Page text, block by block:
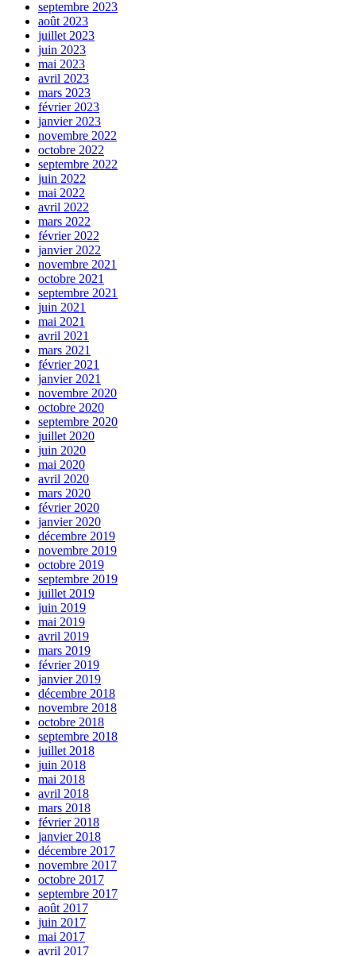
septembre 2023
août 2023
juillet 2023
juin 2023
mai 2023
avril 2023
mars 2023
février 2023
janvier 2023
novembre 2022
octobre 2022
septembre 2022
juin 2022
mai 2022
avril 2022
mars 2022
février 2022
janvier 2022
novembre 2021
octobre 2021
septembre 2021
juin 2021
mai 2021
avril 2021
mars 2021
février 2021
janvier 2021
novembre 2020
octobre 2020
septembre 2020
juillet 2020
juin 2020
mai 2020
avril 2020
mars 2020
février 2020
janvier 2020
décembre 2019
novembre 2019
octobre 2019
septembre 2019
juillet 2019
juin 2019
mai 2019
avril 2019
mars 2019
février 2019
janvier 2019
décembre 2018
novembre 2018
octobre 2018
septembre 2018
juillet 2018
juin 2018
mai 2018
avril 2018
mars 2018
février 2018
janvier 2018
décembre 2017
novembre 2017
octobre 2017
septembre 2017
août 2017
juin 2017
mai 2017
avril 2017